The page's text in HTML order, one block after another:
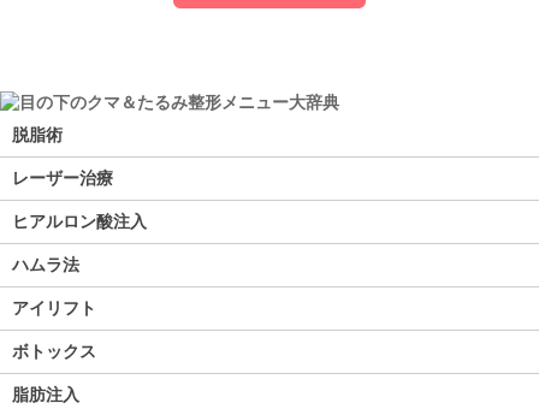
脱脂術
レーザー治療
ヒアルロン酸注入
ハムラ法
アイリフト
ボトックス
脂肪注入